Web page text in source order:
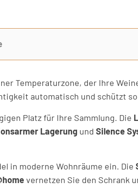
Temperaturzone, der Ihre
automatisch und schützt
Platz für Ihre Sammlung. Die
Lagerung und Silence
in moderne Wohnräume ein. Die
vernetzen Sie den Schrank